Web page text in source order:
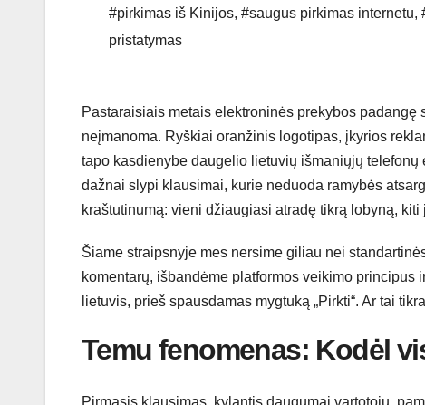
#pirkimas iš Kinijos, #saugus pirkimas internetu,
pristatymas
Pastaraisiais metais elektroninės prekybos
neįmanoma. Ryškiai oranžinis logotipas, įkyrios
tapo kasdienybe daugelio lietuvių išmaniųjų
dažnai slypi klausimai, kurie neduoda ramybės
kraštutinumą: vieni džiaugiasi atradę tikrą lobyną,
Šiame straipsnyje mes nersime giliau nei
komentarų, išbandėme platformos veikimo
lietuvis, prieš spausdamas mygtuką „Pirkti“. Ar tai
Temu fenomenas: Kodėl
Pirmasis klausimas, kylantis daugumai vartotojų,